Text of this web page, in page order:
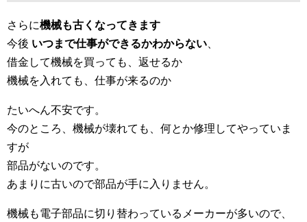
さらに機械も古くなってきます
今後 いつまで仕事ができるかわからない
借金して機械を買っても、返せるか
機械を入れても、仕事が来るのか
たいへん不安です。
今のところ、機械が壊れても、何とか修理してやっていま
すが
部品がないのです。
あまりに古いので部品が手に入りません。
機械も電子部品に切り替わっているメーカーが多いので、